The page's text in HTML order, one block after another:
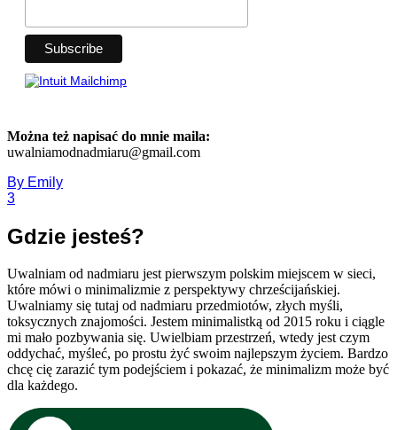
Można też napisać do mnie maila:
uwalniamodnadmiaru@gmail.com
By Emily
3
Gdzie jesteś?
Uwalniam od nadmiaru jest pierwszym polskim miejscem w sieci,
które mówi o minimalizmie z perspektywy chrześcijańskiej.
Uwalniamy się tutaj od nadmiaru przedmiotów, złych myśli,
toksycznych znajomości. Jestem minimalistką od 2015 roku i ciągle
mi mało pozbywania się. Uwielbiam przestrzeń, wtedy jest czym
oddychać, myśleć, po prostu żyć swoim najlepszym życiem. Bardzo
chcę cię zarazić tym podejściem i pokazać, że minimalizm może być
dla każdego.